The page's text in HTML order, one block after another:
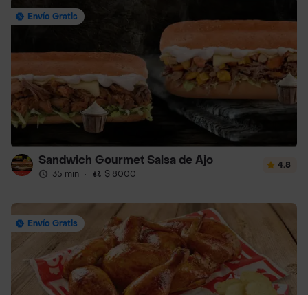
Envío Gratis
Sandwich Gourmet Salsa de Ajo
35 min · $ 8000
4.8
Envío Gratis